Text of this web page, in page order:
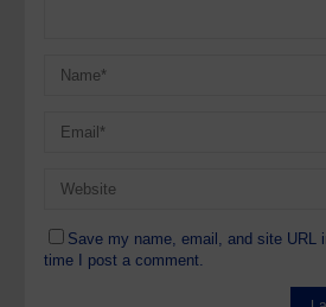
Save my name, email, and site URL
time I post a comment.